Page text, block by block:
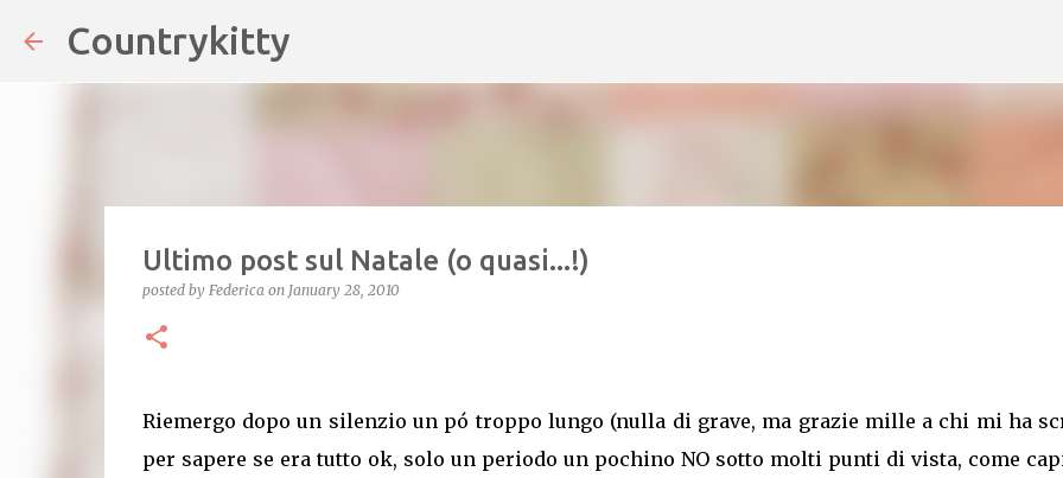
Countrykitty
Ultimo post sul Natale (o quasi...!)
posted by Federica on January 28, 2010
Riemergo dopo un silenzio un pó troppo lungo (nulla di grave, ma grazie mille a chi mi ha
per sapere se era tutto ok, solo un periodo un pochino NO sotto molti punti di vista, come